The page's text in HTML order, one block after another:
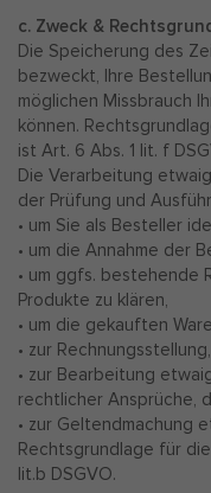
c. Zweck &
Die Speicherung des
bezweckt, Ihre
möglichen Missbrauch
können.
ist Art. 6 Abs. 1 lit. f
Die Verarbeitung
der Prüfung und
• um Sie als Besteller
• um die Annahme der
• um ggfs. bestehende
Produkte zu klären,
• um die gekauften
• zur Rechnungsstellung,
• zur Bearbeitung
rechtlicher Ansprüche,
• zur Geltendmachung
Rechtsgrundlage für
lit.b DSGVO.